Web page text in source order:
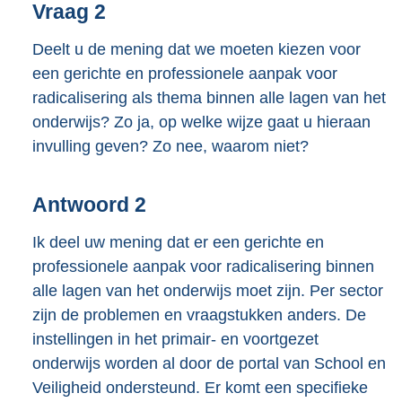
Vraag 2
Deelt u de mening dat we moeten kiezen voor
een gerichte en professionele aanpak voor
radicalisering als thema binnen alle lagen van het
onderwijs? Zo ja, op welke wijze gaat u hieraan
invulling geven? Zo nee, waarom niet?
Antwoord 2
Ik deel uw mening dat er een gerichte en
professionele aanpak voor radicalisering binnen
alle lagen van het onderwijs moet zijn. Per sector
zijn de problemen en vraagstukken anders. De
instellingen in het primair- en voortgezet
onderwijs worden al door de portal van School en
Veiligheid ondersteund. Er komt een specifieke